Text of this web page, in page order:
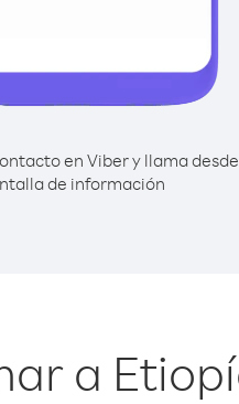
en Viber y llama
de información
a